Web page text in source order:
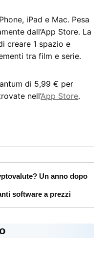
iPad e Mac. Pesa
dall’App Store. La
creare 1 spazio e
tra film e serie.
di 5,99 € per
nell’App Store.
Un anno dopo
software a prezzi